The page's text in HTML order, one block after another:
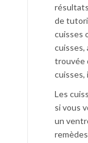
de
cuisses
cuisses,
trouvée
cuisses,
Les
si vous
un